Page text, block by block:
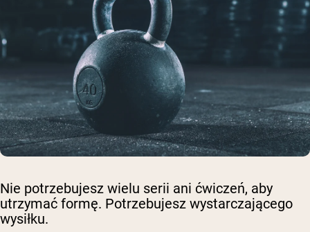
Nie potrzebujesz wielu serii ani ćwiczeń, aby
utrzymać formę. Potrzebujesz wystarczającego
wysiłku.